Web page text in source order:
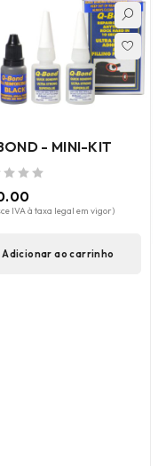
- MINI-KIT
IVA à taxa legal em vigor)
Adicionar ao carrinho